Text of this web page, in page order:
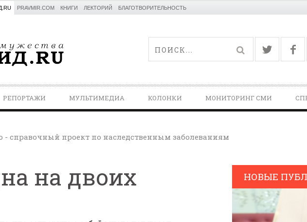
PRAVMIR.COM КНИГИ ЛЕКТОРИЙ БЛАГОТВОРИТЕЛЬНОСТЬ
РЕПОРТАЖИ МУЛЬТИМЕДИА КОЛОНКИ МОНИТОРИНГ СМИ
справочный проект по наследственным заболеваниям
на двоих НОВЫЕ